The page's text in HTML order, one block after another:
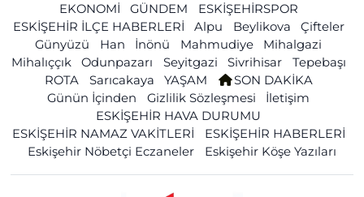
EKONOMİ
GÜNDEM
ESKİŞEHİRSPOR
ESKİŞEHİR İLÇE HABERLERİ
Alpu Beylikova
Çifteler
Günyüzü
Han İnönü Mahmudiye
Mihalgazi
Mihalıççık
Odunpazarı Seyitgazi Sivrihisar
Tepebaşı
ROTA
Sarıcakaya YAŞAM
SON DAKİKA
Günün İçinden
Gizlilik Sözleşmesi
İletişim
ESKİŞEHİR HAVA DURUMU
ESKİŞEHİR NAMAZ VAKİTLERİ
ESKİŞEHİR HABERLERİ
Eskişehir Nöbetçi Eczaneler
Eskişehir Köşe Yazıları